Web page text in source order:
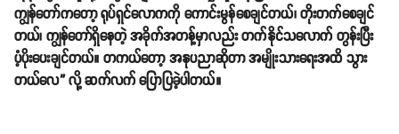
ကျွန်တော်ကတော့ ရုပ်ရှင်လောကကို ကောင်းမွန်စေချင်တယ်၊ တိုးတက်စေချင်
တယ်၊ ကျွန်တော်ရှိနေတဲ့ အခိုက်အတန့်မှာလည်း တက်နိုင်သလောက် တွန်းပြီး
ပံ့ပိုးပေးချင်တယ်။ တကယ်တော့ အနုပညာဆိုတာ အမျိုးသားရေးအထိ သွား
တယ်လေ” လို့ ဆက်လက် ပြောပြခဲ့ပါတယ်။